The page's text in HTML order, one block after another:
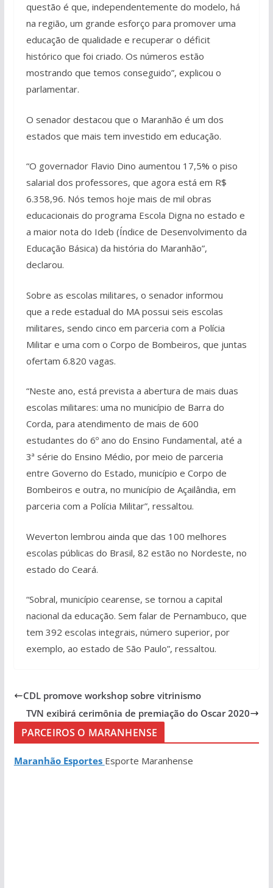
questão é que, independentemente do modelo, há
na região, um grande esforço para promover uma
educação de qualidade e recuperar o déficit
histórico que foi criado. Os números estão
mostrando que temos conseguido”, explicou o
parlamentar.
O senador destacou que o Maranhão é um dos
estados que mais tem investido em educação.
“O governador Flavio Dino aumentou 17,5% o piso
salarial dos professores, que agora está em R$
6.358,96. Nós temos hoje mais de mil obras
educacionais do programa Escola Digna no estado e
a maior nota do Ideb (Índice de Desenvolvimento da
Educação Básica) da história do Maranhão”,
declarou.
Sobre as escolas militares, o senador informou
que a rede estadual do MA possui seis escolas
militares, sendo cinco em parceria com a Polícia
Militar e uma com o Corpo de Bombeiros, que juntas
ofertam 6.820 vagas.
“Neste ano, está prevista a abertura de mais duas
escolas militares: uma no município de Barra do
Corda, para atendimento de mais de 600
estudantes do 6º ano do Ensino Fundamental, até a
3ª série do Ensino Médio, por meio de parceria
entre Governo do Estado, município e Corpo de
Bombeiros e outra, no município de Açailândia, em
parceria com a Polícia Militar”, ressaltou.
Weverton lembrou ainda que das 100 melhores
escolas públicas do Brasil, 82 estão no Nordeste, no
estado do Ceará.
“Sobral, município cearense, se tornou a capital
nacional da educação. Sem falar de Pernambuco, que
tem 392 escolas integrais, número superior, por
exemplo, ao estado de São Paulo”, ressaltou.
CDL promove workshop sobre vitrinismo
TVN exibirá cerimônia de premiação do Oscar 2020
PARCEIROS O MARANHENSE
Maranhão Esportes Esporte Maranhense